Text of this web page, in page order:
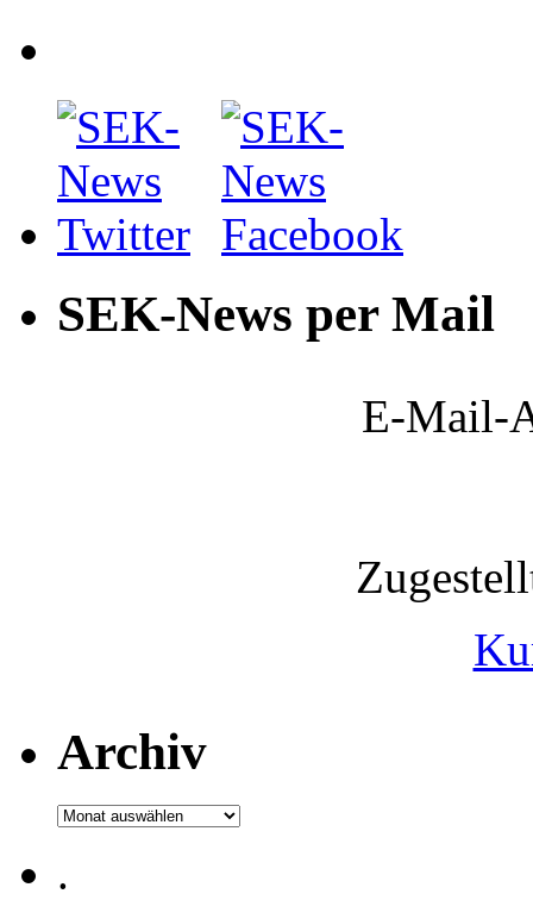
SEK-News per Mail
E-Mail-
Archiv
Archiv
.